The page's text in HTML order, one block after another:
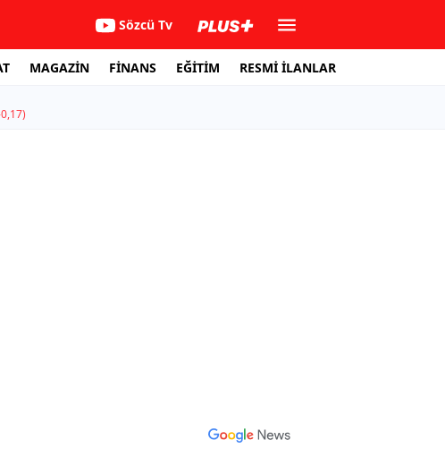
Sözcü Tv
MAGAZİN FİNANS EĞİTİM RESMİ İLANLAR